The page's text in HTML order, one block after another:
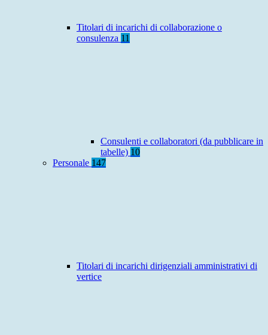
Titolari di incarichi di collaborazione o
consulenza 11
Consulenti e collaboratori (da pubblicare in
tabelle) 10
Personale 147
Titolari di incarichi dirigenziali amministrativi di
vertice